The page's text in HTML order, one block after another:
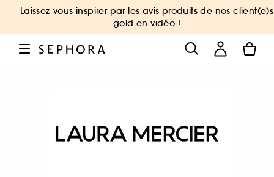
Laissez-vous inspirer par les avis produits de nos client(e)s
gold en vidéo !